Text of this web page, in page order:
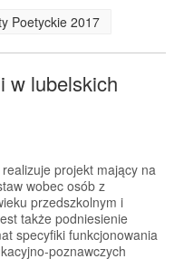
Poetyckie 2017
w lubelskich
projekt mający na
wobec osób z
przedszkolnym i
także podniesienie
specyfiki funkcjonowania
poznawczych